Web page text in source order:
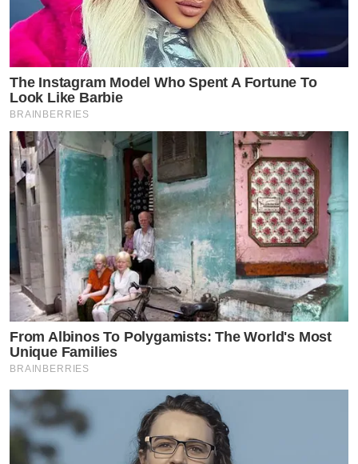
The Instagram Model Who Spent A Fortune To
Look Like Barbie
BRAINBERRIES
From Albinos To Polygamists: The World's Most
Unique Families
BRAINBERRIES